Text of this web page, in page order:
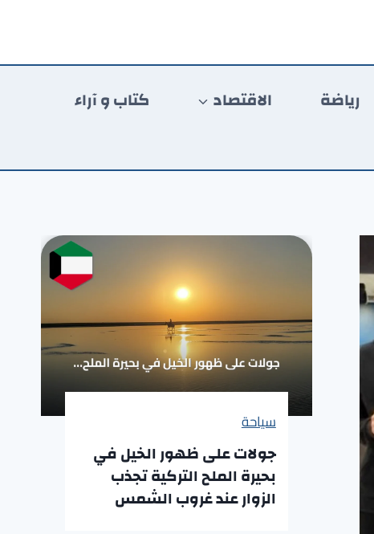
رياضة الاقتصاد
كتاب و آراء
سياحة
جولات على ظهور الخيل في
بحيرة الملح التركية تجذب
الزوار عند غروب الشمس